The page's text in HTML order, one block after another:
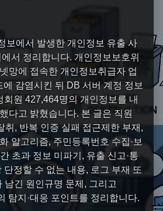
보에서 발생한 개인정보 유출 사
서 정리합니다. 개인정보보호위
망에 접속한 개인정보취급자 업
감염시킨 뒤 DB 서버 계정 정보
회원 427,464명의 개인정보를 내
다고 밝혔습니다. 본 글은 직원
취, 반복 인증 실패 접근제한 부재,
알고리즘, 주민등록번호 수집·보
초과 정보 미파기, 유출 신고·통
단정할 수 없는 내용, 로그 부재 또
남긴 원인규명 문제, 그리고
탐지·대응 포인트를 정리합니다.